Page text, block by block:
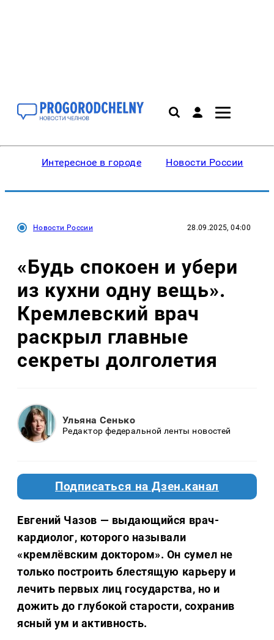
Интересное в городе Новости России
Новости России 28.09.2025, 04:00
«Будь спокоен и убери
из кухни одну вещь».
Кремлевский врач
раскрыл главные
секреты долголетия
Ульяна Сенько
Редактор федеральной ленты новостей
Подписаться на Дзен.канал
Евгений Чазов — выдающийся врач-
кардиолог, которого называли
«кремлёвским доктором». Он сумел не
только построить блестящую карьеру и
лечить первых лиц государства, но и
дожить до глубокой старости, сохранив
ясный ум и активность.